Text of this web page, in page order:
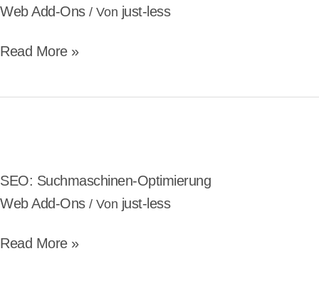
Web Add-Ons/ Von just-less
Read More »
SEO: Suchmaschinen-Optimierung
Web Add-Ons/ Von just-less
Optimierung
Read More »